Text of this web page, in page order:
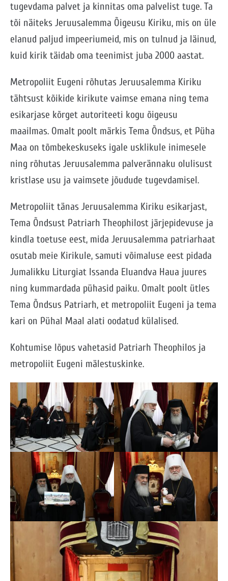
tugevdama palvet ja kinnitas oma palvelist tuge. Ta
tõi näiteks Jeruusalemma Õigeusu Kiriku, mis on üle
elanud paljud impeeriumeid, mis on tulnud ja läinud,
kuid kirik täidab oma teenimist juba 2000 aastat.
Metropoliit Eugeni rõhutas Jeruusalemma Kiriku
tähtsust kõikide kirikute vaimse emana ning tema
esikarjase kõrget autoriteeti kogu õigeusu
maailmas. Omalt poolt märkis Tema Õndsus, et Püha
Maa on tõmbekeskuseks igale usklikule inimesele
ning rõhutas Jeruusalemma palverännaku olulisust
kristlase usu ja vaimsete jõudude tugevdamisel.
Metropoliit tänas Jeruusalemma Kiriku esikarjast,
Tema Õndsust Patriarh Theophilost järjepidevuse ja
kindla toetuse eest, mida Jeruusalemma patriarhaat
osutab meie Kirikule, samuti võimaluse eest pidada
Jumalikku Liturgiat Issanda Eluandva Haua juures
ning kummardada pühasid paiku. Omalt poolt ütles
Tema Õndsus Patriarh, et metropoliit Eugeni ja tema
kari on Pühal Maal alati oodatud külalised.
Kohtumise lõpus vahetasid Patriarh Theophilos ja
metropoliit Eugeni mälestuskinke.